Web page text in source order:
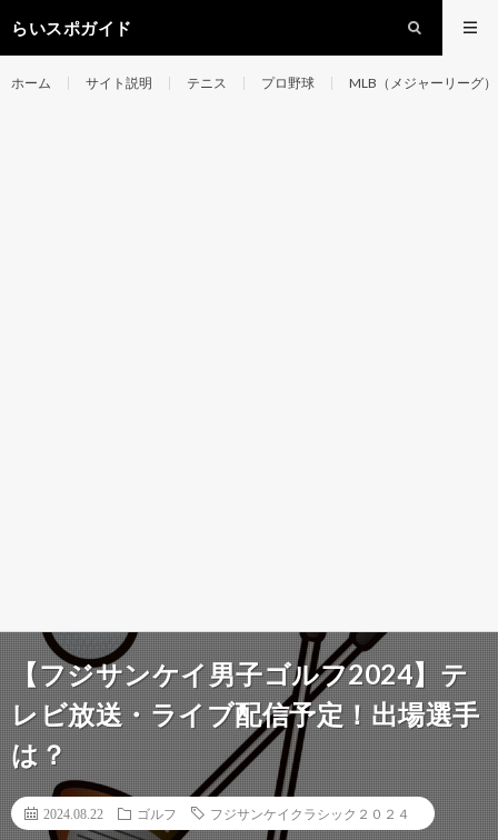
らいスポガイド
ホーム サイト説明 テニス プロ野球 MLB（メジャーリーグ）
【フジサンケイ男子ゴルフ2024】テ
レビ放送・ライブ配信予定！出場選手
は？
2024.08.22 ゴルフ フジサンケイクラシック２０２４